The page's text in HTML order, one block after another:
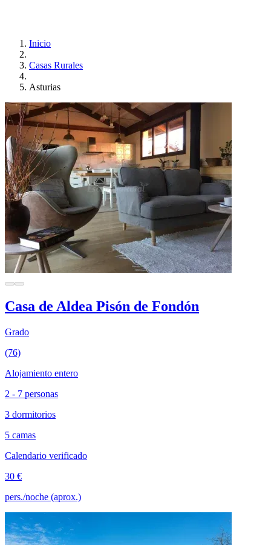
Inicio
Casas Rurales
Asturias
Casa de Aldea Pisón de Fondón
Grado
(76)
Alojamiento entero
2 - 7 personas
3 dormitorios
5 camas
Calendario verificado
30 €
pers./noche (aprox.)